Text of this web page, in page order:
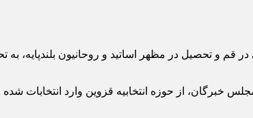
و تحصیل در مظهر اساتید و روحانیون بلندپایه، به
از حوزه انتخابیه قزوین وارد انتخابات